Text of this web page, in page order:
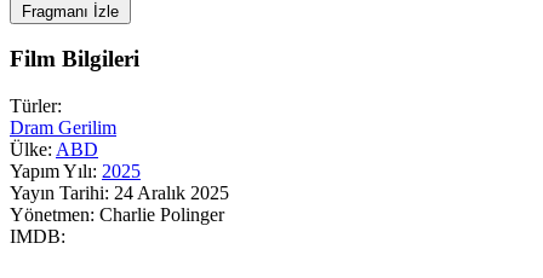
Fragmanı İzle
Film Bilgileri
Türler:
Dram Gerilim
Ülke: ABD
Yapım Yılı: 2025
Yayın Tarihi: 24 Aralık 2025
Yönetmen: Charlie Polinger
IMDB: